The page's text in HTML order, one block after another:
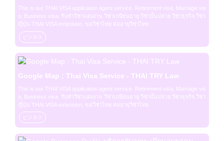
This is our THAI VISA application agent service. Retirement visa, Marriage vis
a, Business visa. รับทำวีซ่าแต่งงาน วีซ่าเกษียนอายุ วีซ่าบั้นปลาย วีซ่าธุรกิจ วีซ่า
ญี่ปุ่น THAI VISA extension, ขอวีซ่าไทย ต่ออายุวีซ่าไทย
ビジネス
Google Map : Thai Visa Service - THAI TRY Law
This is our THAI VISA application agent service. Retirement visa, Marriage vis
a, Business visa. รับทำวีซ่าแต่งงาน วีซ่าเกษียนอายุ วีซ่าบั้นปลาย วีซ่าธุรกิจ วีซ่า
ญี่ปุ่น THAI VISA extension, ขอวีซ่าไทย ต่ออายุวีซ่าไทย
ビジネス